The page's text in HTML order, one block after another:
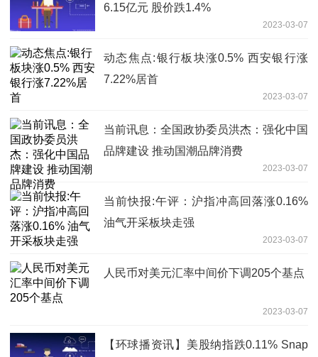
6.15亿元 股价跌1.4%
2023-03-07
动态焦点:银行板块涨0.5% 西安银行涨
7.22%居首
2023-03-07
当前讯息：全国政协委员洪杰：强化中国
品牌建设 推动国潮品牌消费
2023-03-07
当前快报:午评：沪指冲高回落涨0.16%
油气开采板块走强
2023-03-07
人民币对美元汇率中间价下调205个基点
2023-03-07
【环球播资讯】美股纳指跌0.11% Snap